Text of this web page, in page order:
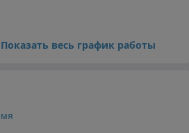
Показать весь график работы